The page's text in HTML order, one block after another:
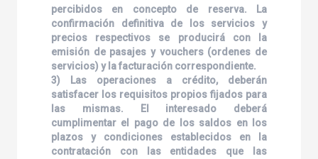
percibidos en concepto de reserva. La
confirmación definitiva de los servicios y
precios respectivos se producirá con la
emisión de pasajes y vouchers (ordenes de
servicios) y la facturación correspondiente.
3) Las operaciones a crédito, deberán
satisfacer los requisitos propios fijados para
las mismas. El interesado deberá
cumplimentar el pago de los saldos en los
plazos y condiciones establecidos en la
contratación con las entidades que las